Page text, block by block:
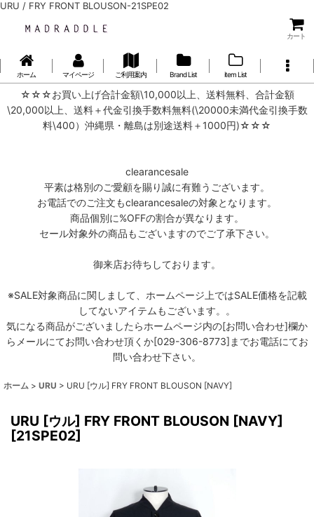
URU / FRY FRONT BLOUSON-21SPE02
カート
ホーム マイページ ご利用案内 Brand List item List
☆☆☆お買い上げ合計金額\10,000以上、送料無料、合計金額
\20,000以上、送料＋代金引換手数料無料(\20000未満代金引換手数
料\400）沖縄県・離島は別途送料＋1000円)☆☆☆
clearancesale
平素は格別のご愛顧を賜り誠に有難うございます。
お電話でのご注文もclearancesaleの対象となります。
商品個別に%OFFの割合が異なります。
セール対象外の商品もございますのでご了承下さい。
御来店お待ちしております。
※SALE対象商品に関しまして、ホームページ上ではSALE価格を記載
してないアイテムもございます。。
気になる商品がございましたらホームページ内の[お問い合わせ]欄か
らメールにてお問い合わせ頂くか[029-306-8773]までお電話にてお
問い合わせ下さい。
ホーム > URU > URU [ウル] FRY FRONT BLOUSON [NAVY]
URU [ウル] FRY FRONT BLOUSON [NAVY]
[21SPE02]